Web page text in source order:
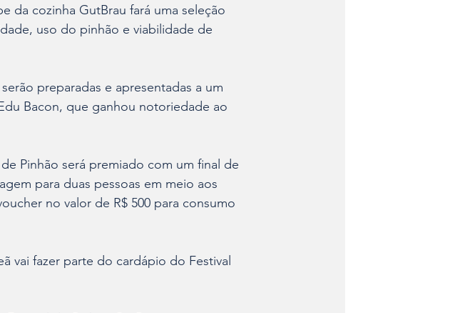
da cozinha GutBrau fará uma seleção
uso do pinhão e viabilidade de
preparadas e apresentadas a um
Bacon, que ganhou notoriedade ao
Pinhão será premiado com um final de
para duas pessoas em meio aos
no valor de R$ 500 para consumo
vai fazer parte do cardápio do Festival